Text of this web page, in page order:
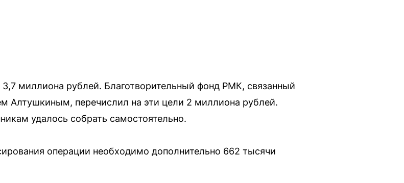
миллиона рублей. Благотворительный фонд РМК, связанный
Алтушкиным, перечислил на эти цели 2 миллиона рублей.
удалось собрать самостоятельно.
операции необходимо дополнительно 662 тысячи